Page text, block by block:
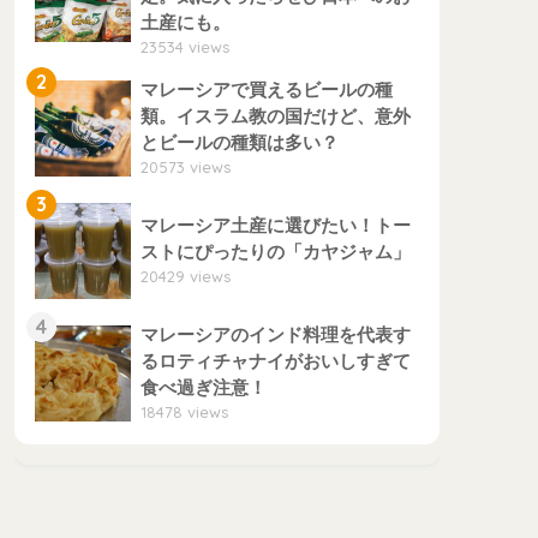
土産にも。
23534 views
2
マレーシアで買えるビールの種
類。イスラム教の国だけど、意外
とビールの種類は多い？
20573 views
3
マレーシア土産に選びたい！トー
ストにぴったりの「カヤジャム」
20429 views
4
マレーシアのインド料理を代表す
るロティチャナイがおいしすぎて
食べ過ぎ注意！
18478 views